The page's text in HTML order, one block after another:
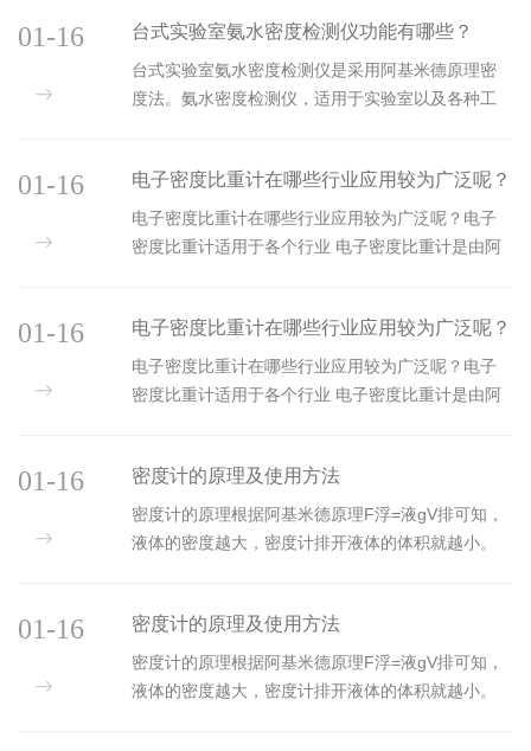
台式实验室氨水密度检测仪功能有哪些？
台式实验室氨水密度检测仪是采用阿基米德原理密
度法。氨水密度检测仪，适用于实验室以及各种工
01-16
电子密度比重计在哪些行业应用较为广泛呢？
电子密度比重计在哪些行业应用较为广泛呢？电子
密度比重计适用于各个行业 电子密度比重计是由阿
01-16
电子密度比重计在哪些行业应用较为广泛呢？
电子密度比重计在哪些行业应用较为广泛呢？电子
密度比重计适用于各个行业 电子密度比重计是由阿
01-16
密度计的原理及使用方法
密度计的原理根据阿基米德原理F浮=液gV排可知，
液体的密度越大，密度计排开液体的体积就越小。
01-16
密度计的原理及使用方法
密度计的原理根据阿基米德原理F浮=液gV排可知，
液体的密度越大，密度计排开液体的体积就越小。
01-16